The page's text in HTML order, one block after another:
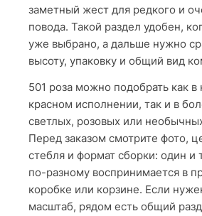
заметный жест для редкого и
повода. Такой раздел удобен,
уже выбрано, а дальше нужно
высоту, упаковку и общий вид
501 роза можно подобрать как в
красном исполнении, так и в
светлых, розовых или
Перед заказом смотрите фото,
стебля и формат сборки: один и
по-разному воспринимается в
коробке или корзине. Если
масштаб, рядом есть общий